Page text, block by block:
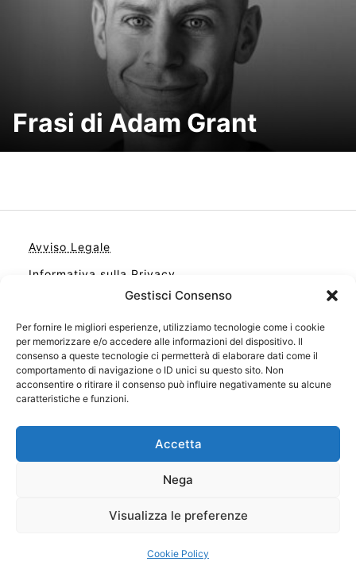
Gestisci Consenso
Per fornire le migliori esperienze, utilizziamo tecnologie come i cookie
per memorizzare e/o accedere alle informazioni del dispositivo. Il
consenso a queste tecnologie ci permetterà di elaborare dati come il
comportamento di navigazione o ID unici su questo sito. Non
acconsentire o ritirare il consenso può influire negativamente su alcune
caratteristiche e funzioni.
Accetta
Nega
Visualizza le preferenze
Cookie Policy
Frasi di Adam Grant
Avviso Legale
Informativa sulla Privacy
Contatto
Cookie Policy (UE)